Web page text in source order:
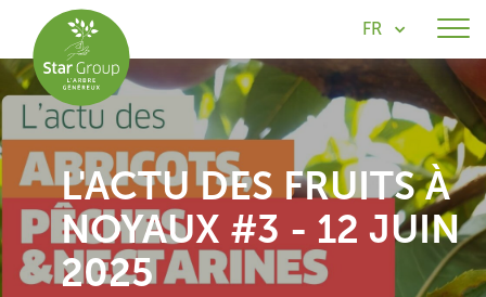
FR
L'ACTU DES FRUITS À
NOYAUX #3 - 12 JUIN
2025